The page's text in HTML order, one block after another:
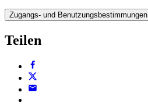
Zugangs- und Benutzungsbestimmungen
Teilen